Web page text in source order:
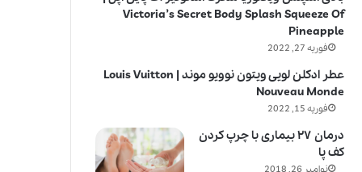
Victoria’s Secret Body Splash Squeeze Of
Pineapple
فوریه 27, 2022
عطر ادکلن لویی ویتون نوویو موند | Louis Vuitton
Nouveau Monde
فوریه 15, 2022
درمان ۲۷ بیماری با چرپ کردن
کف پا